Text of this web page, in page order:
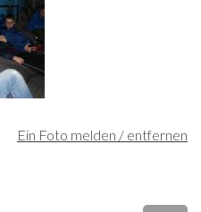
Ein Foto melden / entfernen